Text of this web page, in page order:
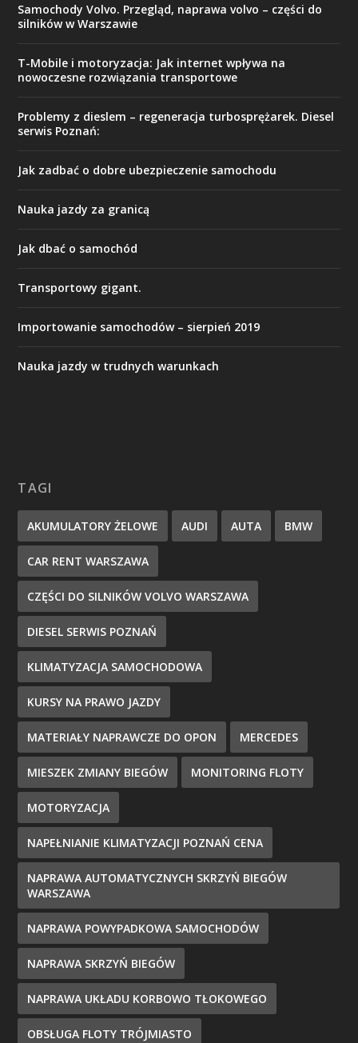
Samochody Volvo. Przegląd, naprawa volvo – części do
silników w Warszawie
T-Mobile i motoryzacja: Jak internet wpływa na
nowoczesne rozwiązania transportowe
Problemy z dieslem – regeneracja turbosprężarek. Diesel
serwis Poznań:
Jak zadbać o dobre ubezpieczenie samochodu
Nauka jazdy za granicą
Jak dbać o samochód
Transportowy gigant.
Importowanie samochodów – sierpień 2019
Nauka jazdy w trudnych warunkach
TAGI
AKUMULATORY ŻELOWE AUDI AUTA BMW
CAR RENT WARSZAWA
CZĘŚCI DO SILNIKÓW VOLVO WARSZAWA
DIESEL SERWIS POZNAŃ
KLIMATYZACJA SAMOCHODOWA
KURSY NA PRAWO JAZDY
MATERIAŁY NAPRAWCZE DO OPON MERCEDES
MIESZEK ZMIANY BIEGÓW MONITORING FLOTY
MOTORYZACJA
NAPEŁNIANIE KLIMATYZACJI POZNAŃ CENA
NAPRAWA AUTOMATYCZNYCH SKRZYŃ BIEGÓW
WARSZAWA
NAPRAWA POWYPADKOWA SAMOCHODÓW
NAPRAWA SKRZYŃ BIEGÓW
NAPRAWA UKŁADU KORBOWO TŁOKOWEGO
OBSŁUGA FLOTY TRÓJMIASTO